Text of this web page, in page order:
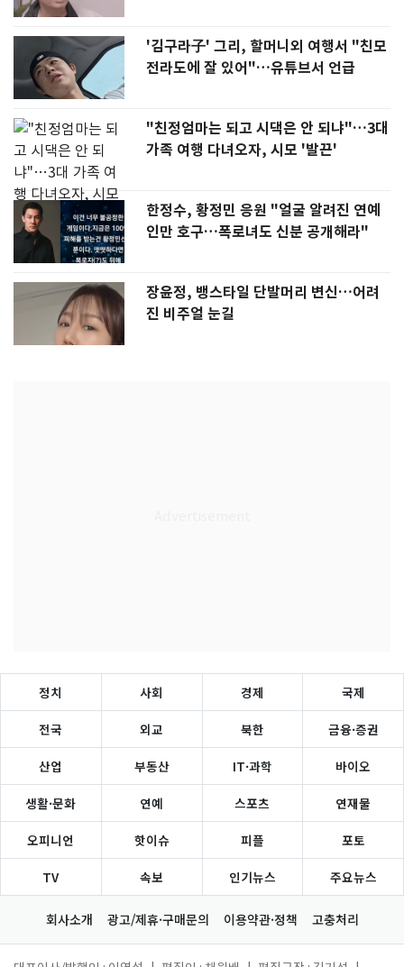
'김구라子' 그리, 할머니외 여행서 "친모
전라도에 잘 있어"…유튜브서 언급
"친정엄마는 되고 시댁은 안 되냐"…3대
가족 여행 다녀오자, 시모 '발끈'
한정수, 황정민 응원 "얼굴 알려진 연예
인만 호구…폭로녀도 신분 공개해라"
장윤정, 뱅스타일 단발머리 변신…어려
진 비주얼 눈길
정치 사회 경제 국제
전국 외교 북한 금융·증권
산업 부동산 IT·과학 바이오
생활·문화 연예 스포츠 연재물
오피니언 핫이슈 피플 포토
TV 속보 인기뉴스 주요뉴스
회사소개 광고/제휴·구매문의 이용약관·정책 고충처리